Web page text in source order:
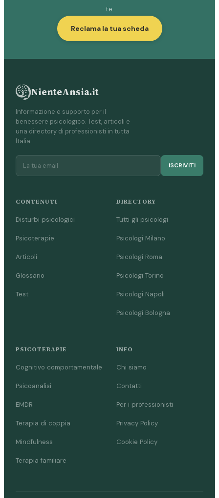
te.
Reclama la tua scheda
NienteAnsia.it
Informazione e supporto per il
benessere psicologico. Test, articoli e
una directory di professionisti in tutta
Italia.
ISCRIVITI
CONTENUTI
Disturbi psicologici
Psicoterapie
Articoli
Glossario
Test
DIRECTORY
Tutti gli psicologi
Psicologi Milano
Psicologi Roma
Psicologi Torino
Psicologi Napoli
Psicologi Bologna
PSICOTERAPIE
Cognitivo comportamentale
Psicoanalisi
EMDR
Terapia di coppia
Mindfulness
Terapia familiare
INFO
Chi siamo
Contatti
Per i professionisti
Privacy Policy
Cookie Policy